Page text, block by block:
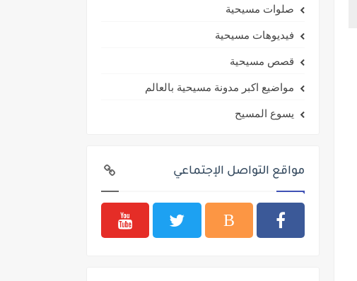
صلوات مسيحية
فيديوهات مسيحية
قصص مسيحية
مواضيع اكبر مدونة مسيحية بالعالم
يسوع المسيح
مواقع التواصل الإجتماعي